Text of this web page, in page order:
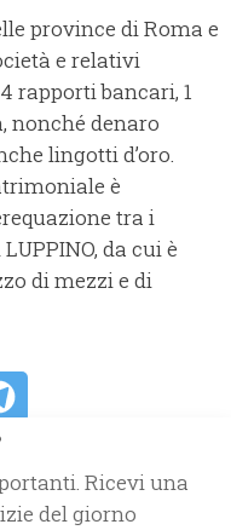
province di Roma e
e relativi
rapporti bancari, 1
nonché denaro
lingotti d’oro.
è
tra i
da cui è
di mezzi e di
Ricevi una
del giorno